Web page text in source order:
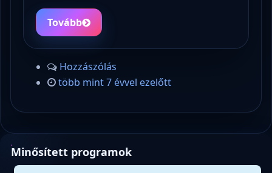
Tovább
Hozzászólás
több mint 7 évvel ezelőtt
Minősített programok